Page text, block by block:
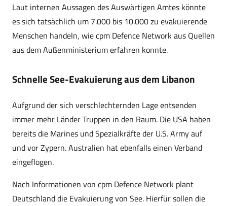
Laut internen Aussagen des Auswärtigen Amtes könnte
es sich tatsächlich um 7.000 bis 10.000 zu evakuierende
Menschen handeln, wie cpm Defence Network aus Quellen
aus dem Außenministerium erfahren konnte.
Schnelle See-Evakuierung aus dem Libanon
Aufgrund der sich verschlechternden Lage entsenden
immer mehr Länder Truppen in den Raum. Die USA haben
bereits die Marines und Spezialkräfte der U.S. Army auf
und vor Zypern. Australien hat ebenfalls einen Verband
eingeflogen.
Nach Informationen von cpm Defence Network plant
Deutschland die Evakuierung von See. Hierfür sollen die